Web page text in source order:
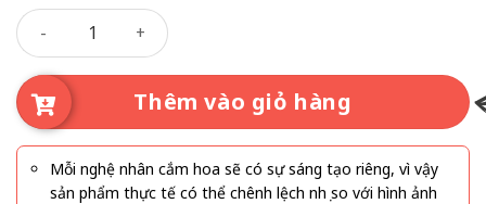
Chậu cây xanh 49 số lượng
Thêm vào giỏ hàng
Mỗi nghệ nhân cắm hoa sẽ có sự sáng tạo riêng, vì vậy
sản phẩm thực tế có thể chênh lệch nhẹ so với hình ảnh